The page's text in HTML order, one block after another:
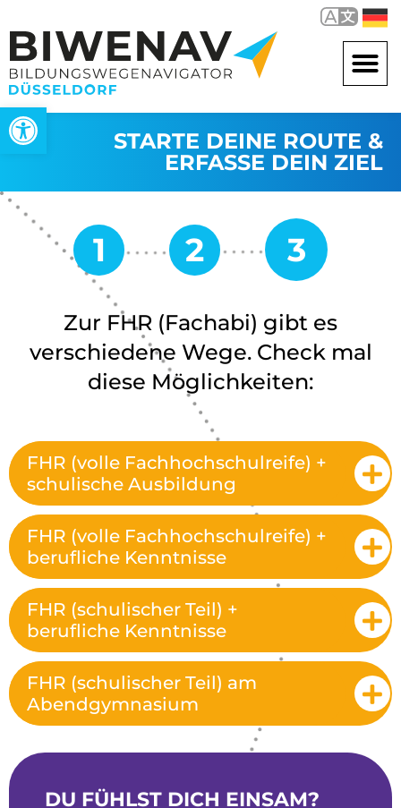
Open toolbar
STARTE DEINE ROUTE &
ERFASSE DEIN ZIEL
Zur FHR (Fachabi) gibt es
verschiedene Wege. Check mal
diese Möglichkeiten:
FHR (volle Fachhochschulreife) +
schulische Ausbildung
FHR (volle Fachhochschulreife) +
berufliche Kenntnisse
FHR (schulischer Teil) +
berufliche Kenntnisse
FHR (schulischer Teil) am
Abendgymnasium
DU FÜHLST DICH EINSAM?